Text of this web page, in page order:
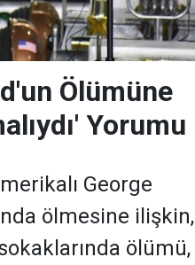
Ölümüne
Yorumu
George
ölmesine ilişkin,
ölümü,